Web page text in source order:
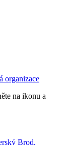
organizace
na ikonu a
Brod,